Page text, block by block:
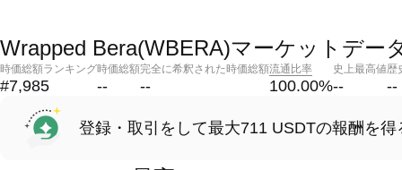
Wrapped Bera(WBERA)マーケットデー
時価総額ランキング
#7,985
時価総額
--
完全に希釈された時価総額
--
流通比率
100.00%
史上最高値
--
歴
--
登録・取引をして最大711 USDTの報酬を得